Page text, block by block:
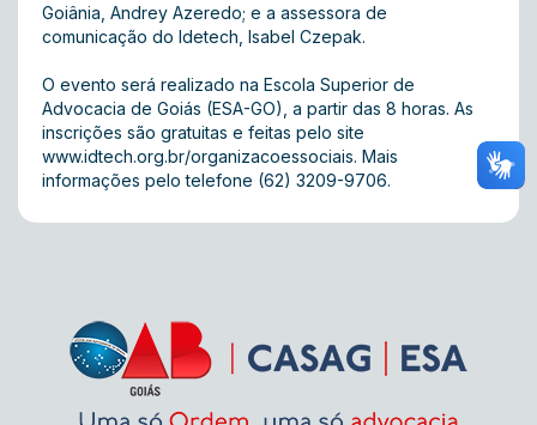
Goiânia, Andrey Azeredo; e a assessora de
comunicação do Idetech, Isabel Czepak.
O evento será realizado na Escola Superior de
Advocacia de Goiás (ESA-GO), a partir das 8 horas. As
inscrições são gratuitas e feitas pelo site
www.idtech.org.br/organizacoessociais. Mais
informações pelo telefone (62) 3209-9706.